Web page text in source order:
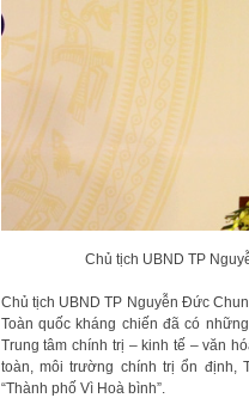
Chủ tịch UBND TP
Chủ tịch UBND TP Nguyễn Đức
Toàn quốc kháng chiến đã có
Trung tâm chính trị – kinh tế – văn
toàn, môi trường chính trị ổn định,
“Thành phố Vì Hoà bình”.